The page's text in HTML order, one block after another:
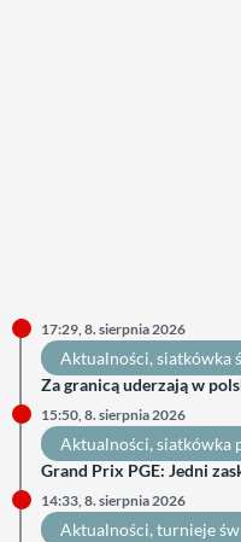
17:29, 8. sierpnia 2026
Aktualności, siatkówka
Za granicą uderzają w
15:50, 8. sierpnia 2026
Aktualności, siatkówka
Grand Prix PGE: Jedni
14:33, 8. sierpnia 2026
Aktualności, turnieje